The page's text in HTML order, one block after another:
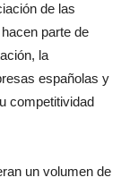
de las
parte de
la
españolas y
competitividad
un volumen de